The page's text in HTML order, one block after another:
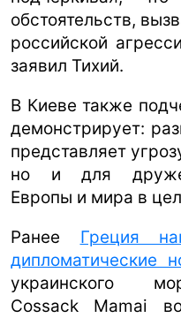
обстоятельств,
российской
заявил Тихий.
В Киеве также
демонстрирует:
представляет
но и для
Европы и мира в
Ранее Греция
дипломатические
украинского
Cossack Mamai